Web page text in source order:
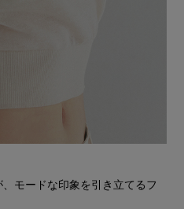
モードな印象を引き立てるフ